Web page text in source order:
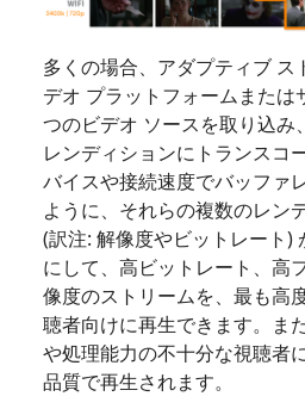
多くの場合、アダプティブ
デオ プラットフォームまたは
つのビデオ ソースを取り込み
レンディションにトランスコ
バイスや接続速度でバッファ
ように、それらの複数のレン
(訳注: 解像度やビットレート)
にして、高ビットレート、高
像度のストリームを、最も高
聴者向けに再生できます。ま
や処理能力の不十分な視聴者
品質で再生されます。